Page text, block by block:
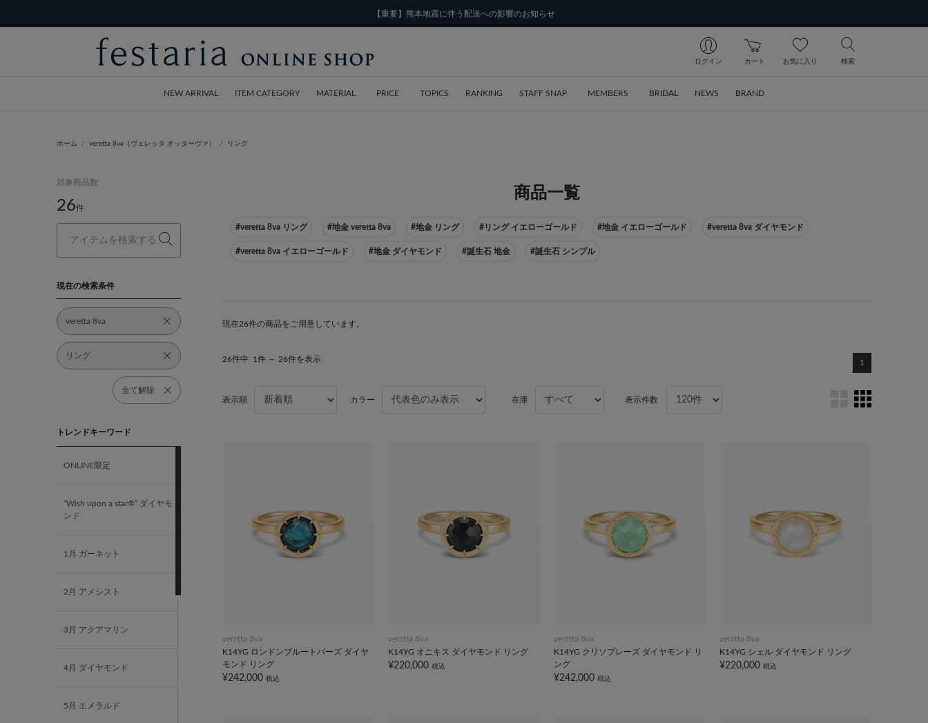
【重要】熊本地震に伴う配送への影響のお知らせ
ログイン カート お気に入り 検索
NEW ARRIVAL ITEM CATEGORY MATERIAL PRICE TOPICS RANKING STAFF SNAP MEMBERS BRIDAL NEWS BRAND
ホーム veretta 8va（ヴェレッタ オッターヴァ） リング
対象商品数
26件
現在の検索条件
veretta 8va
リング
全て解除
トレンドキーワード
ONLINE限定
“Wish upon a star®” ダイヤモ
ンド
1月 ガーネット
2月 アメシスト
3月 アクアマリン
4月 ダイヤモンド
5月 エメラルド
商品一覧
#veretta 8va リング #地金 veretta 8va #地金 リング #リング イエローゴールド #地金 イエローゴールド #veretta 8va ダイヤモンド
#veretta 8va イエローゴールド #地金 ダイヤモンド #誕生石 地金 #誕生石 シンプル
現在26件の商品をご用意しています。
26件中 1件 ～ 26件を表示 1
表示順 カラー 在庫 表示件数
veretta 8va
K14YG ロンドンブルートパーズ ダイヤ
モンド リング
¥242,000 税込
veretta 8va
K14YG オニキス ダイヤモンド リング
¥220,000 税込
veretta 8va
K14YG クリソプレーズ ダイヤモンド リ
ング
¥242,000 税込
veretta 8va
K14YG シェル ダイヤモンド リング
¥220,000 税込